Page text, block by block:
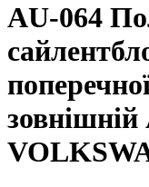
AU-064